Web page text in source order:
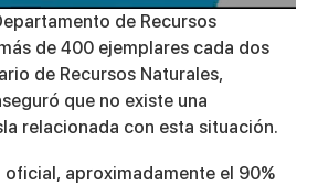
de Recursos
de 400 ejemplares cada dos
de Recursos Naturales,
que no existe una
relacionada con esta situación.
aproximadamente el 90%